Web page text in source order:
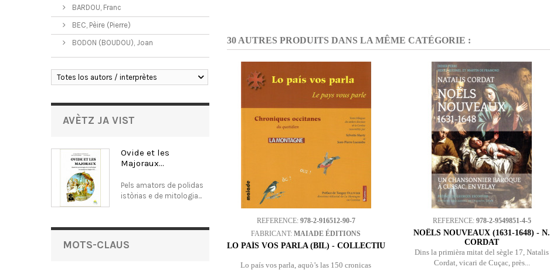
BARDOU, Franc
BEC, Pèire (Pierre)
BODON (BOUDOU), Joan
Totes los autors / interprètes
AVÈTZ JA VIST
Ovide et les
Majoraux...
Pels amators de polidas
istòrias e de mitologia...
MOTS-CLAUS
30 AUTRES PRODUITS DANS LA MÊME CATÉGORIE :
REFERENCE: 978-2-916512-90-7
FABRICANT:MAIADE ÉDITIONS
LO PAÍS VOS PARLA (BIL) - COLLECTIU
Lo país vos parla, aquò’s las 150 cronicas
REFERENCE: 978-2-9549851-4-5
NOËLS NOUVEAUX (1631-1648) - N.
CORDAT
Dins la primièra mitat del sègle 17, Natalis
Cordat, vicari de Cuçac, près...